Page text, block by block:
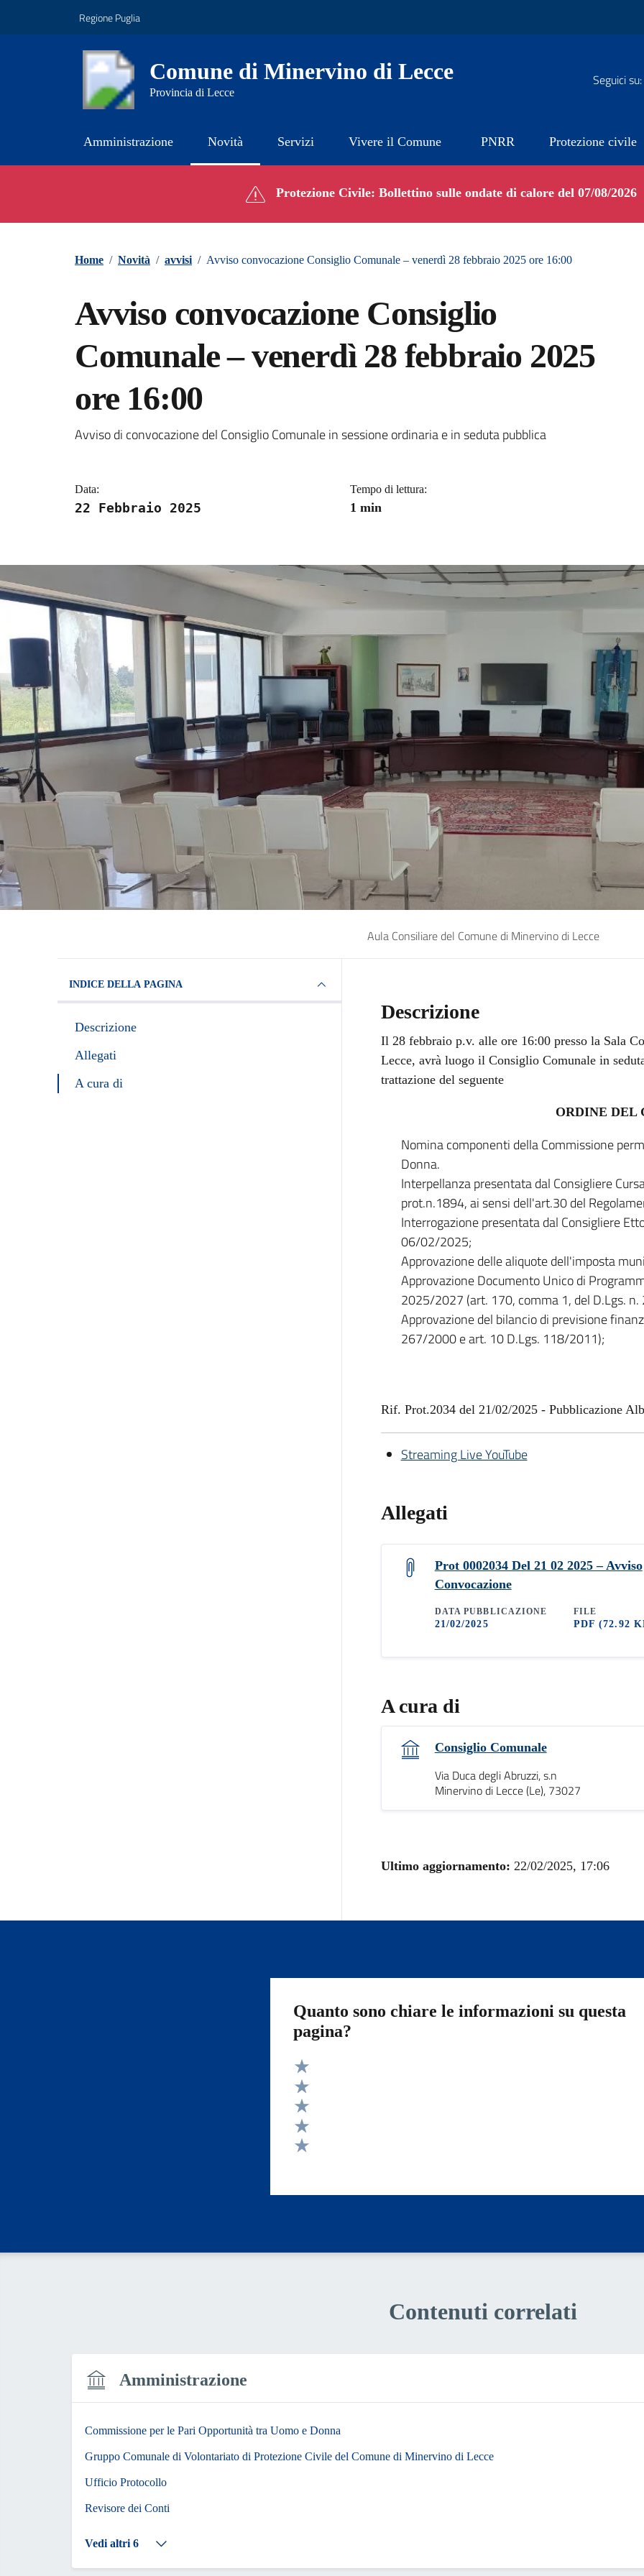
Regione Puglia
Comune di Minervino di Lecce
Provincia di Lecce
Seguici su:
Amministrazione Novità Servizi Vivere il Comune PNRR Protezione civile
Contenuti in evidenza Protezione Civile: Bollettino sulle ondate di calore del 07/08/2026
Home / Novità / avvisi / Avviso convocazione Consiglio Comunale – venerdì 28 febbraio 2025 ore 16:00
Avviso convocazione Consiglio
Comunale – venerdì 28 febbraio 2025
ore 16:00
Dettagli della notizia
Avviso di convocazione del Consiglio Comunale in sessione ordinaria e in seduta pubblica
Data:
22 Febbraio 2025
Tempo di lettura:
1 min
Aula Consiliare del Comune di Minervino di Lecce
INDICE DELLA PAGINA
Descrizione
Allegati
A cura di
Descrizione
Il 28 febbraio p.v. alle ore 16:00 presso la Sala
Lecce, avrà luogo il Consiglio Comunale in
trattazione del seguente
ORDINE DEL
Nomina componenti della Commissione
Donna.
Interpellanza presentata dal Consigliere
prot.n.1894, ai sensi dell'art.30 del
Interrogazione presentata dal Consigliere
06/02/2025;
Approvazione delle aliquote dell'imposta
Approvazione Documento Unico di
2025/2027 (art. 170, comma 1, del D.Lgs.
Approvazione del bilancio di previsione
267/2000 e art. 10 D.Lgs. 118/2011);
Rif. Prot.2034 del 21/02/2025 - Pubblicazione
Streaming Live YouTube
Allegati
Prot 0002034 Del 21 02 2025 – Avviso
Convocazione
DATA PUBBLICAZIONE
21/02/2025
FILE
PDF(72.92
A cura di
Consiglio Comunale
Via Duca degli Abruzzi, s.n
Minervino di Lecce (Le), 73027
Ultimo aggiornamento: 22/02/2025, 17:06
Quanto sono chiare le informazioni su questa
pagina?
Valuta 5 stelle su 5
Valuta 4 stelle su 5
Valuta 3 stelle su 5
Valuta 2 stelle su 5
Contenuti correlati
Amministrazione
Commissione per le Pari Opportunità tra Uomo e Donna
Gruppo Comunale di Volontariato di Protezione Civile del Comune di Minervino di Lecce
Ufficio Protocollo
Revisore dei Conti
Vedi altri 6